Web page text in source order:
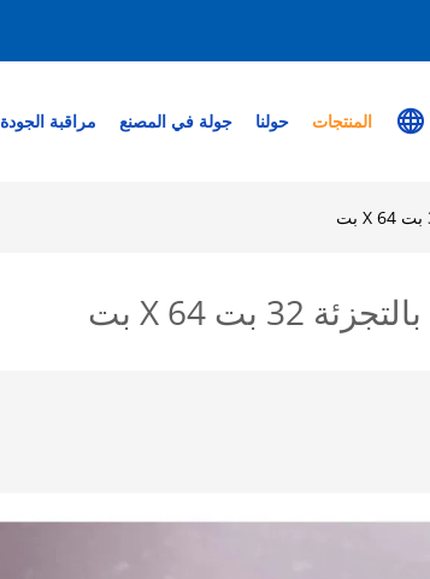
المنتجات حولنا جولة في المصنع مراقبة الجودة